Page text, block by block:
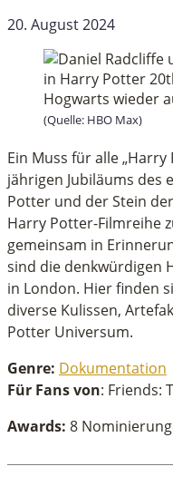
20. August 2024
(Quelle: HBO Max)
Ein Muss für alle „Harry
jährigen Jubiläums des
Potter und der Stein
Harry Potter-Filmreihe
gemeinsam in
sind die denkwürdigen
in London. Hier finden
diverse Kulissen,
Potter Universum.
Genre: Dokumentation
Für Fans von: Friends:
Awards: 8